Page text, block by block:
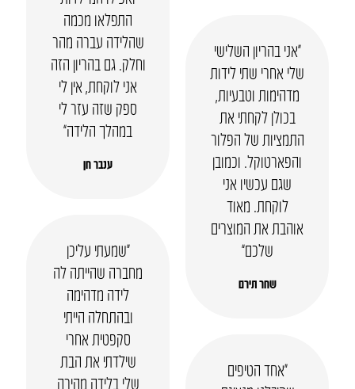
התפלאו מכמה
שהלידה עברה מהר
וחלק. גם בהריון הזה
אני לוקחת, אין לי
ספק שזה עזר לי
במהלך הלידה”
ענבר חן
“אני בהריון השלישי
שלי אחרי שתי לידות
מדהימות וטבעיות,
בכולן לקחתי את
התמציות של הפלור
והפארטוקל. וכמובן
שגם עכשיו אני
לוקחת. מאוד
אוהבת את המוצרים
שלכם”
שחר תירם
“שמעתי עליכן
מחברה שהייתה לה
לידה מדהימה
ובהתחלה הייתי
סקפטית אחרי
שילדתי את הבת
שלי בלידה מהירה
“אחד הטיפים